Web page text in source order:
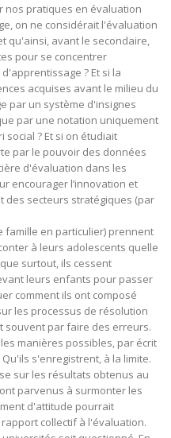
nos pratiques en évaluation
on ne considérait l'évaluation
qu'ainsi, avant le secondaire,
pour se concentrer
? Et si la
acquises avant le milieu du
par un système d'insignes
par une notation uniquement
social ? Et si on étudiait
par le pouvoir des données
d'évaluation dans les
encourager l’innovation et
des secteurs stratégiques (par
famille en particulier) prennent
à leurs adolescents quelle
surtout, ils cessent
leurs enfants pour passer
comment ils ont composé
les processus de résolution
souvent par faire des erreurs.
manières possibles, par écrit
s'enregistrent, à la limite.
sur les résultats obtenus au
parvenus à surmonter les
d'attitude pourrait
collectif à l'évaluation.